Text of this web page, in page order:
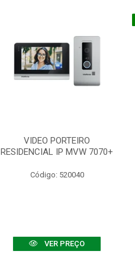
VIDEO PORTEIRO
RESIDENCIAL IP MVW 7070+
Código: 520040
VER PREÇO